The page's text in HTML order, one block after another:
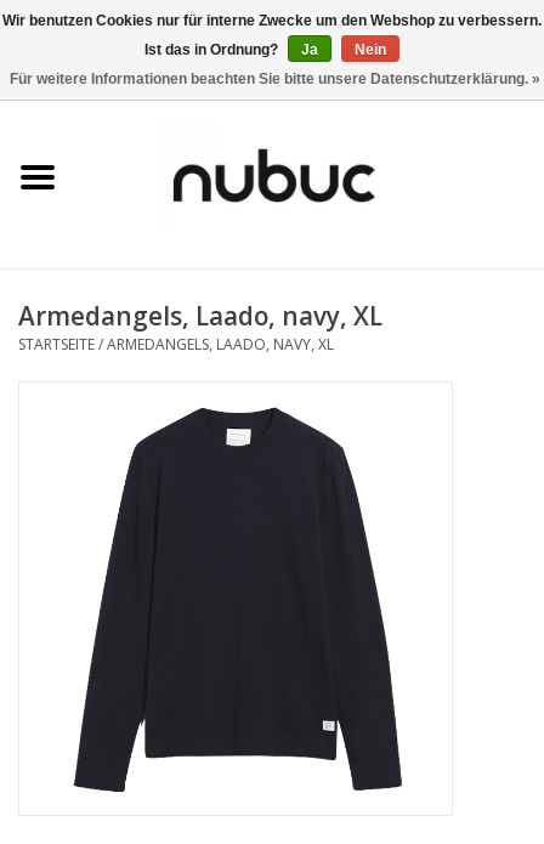
0 Artikel - CHF 0,00
Damen
Accessoires
Armedangels, Laado, navy, XL
STARTSEITE/ARMEDANGELS, LAADO, NAVY, XL
Wir benutzen Cookies nur für interne Zwecke um den Webshop zu verbessern.
Ist das in Ordnung?
Ja
Nein
Für weitere Informationen beachten Sie bitte unsere Datenschutzerklärung. »